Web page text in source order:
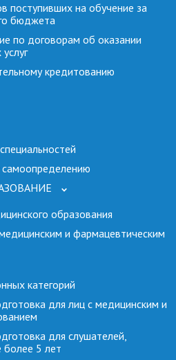
поступивших на обучение за
бюджета
по договорам об оказании
кредитованию
образования
и фармацевтическим
категорий
для лиц с медицинским и
для слушателей,
5 лет